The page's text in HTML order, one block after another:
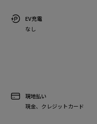
EV充電
なし
現地払い
現金、クレジットカード